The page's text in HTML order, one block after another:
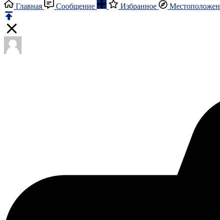
Главная Сообщение Избранное